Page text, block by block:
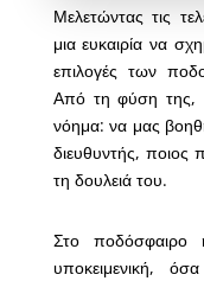
Μελετώντας τις
μια ευκαιρία να
επιλογές των
Από τη φύση της,
νόημα: να μας
διευθυντής, ποιος
τη δουλειά του.
Στο ποδόσφαιρο
υποκειμενική,